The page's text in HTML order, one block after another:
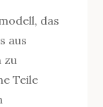
das
aus
zu
Teile